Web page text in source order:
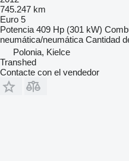
745.247 km
Euro 5
Potencia 409 Hp (301 kW)
neumática/neumática Cantidad
Polonia, Kielce
Transhed
Contacte con el vendedor